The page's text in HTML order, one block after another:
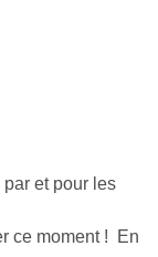
et pour les
ce moment ! En